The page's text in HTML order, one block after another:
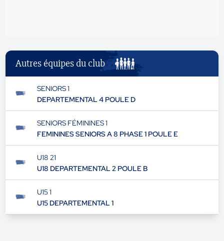
Autres équipes du club
SENIORS 1
DEPARTEMENTAL 4 POULE D
SENIORS FÉMININES 1
FEMININES SENIORS A 8 PHASE 1 POULE E
U18 21
U18 DEPARTEMENTAL 2 POULE B
U15 1
U15 DEPARTEMENTAL 1